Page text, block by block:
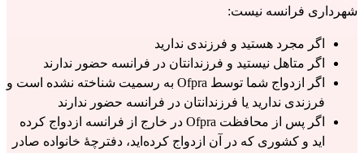
شهرداری فرانسه نیست:
اگر مجرد هستید و فرزندی ندارید
اگر متاهل نیستید و فرزندانتان در فرانسه حضور ندارند
اگر ازدواج شما توسط Ofpra به رسمیت شناخته نشده است و
فرزندی ندارید یا فرزندانتان در فرانسه حضور ندارند
اگر پس از محافظت Ofpra در خارج از فرانسه ازدواج کرده
اید و کشوری که در آن ازدواج کرده‌اید، دفترچهٔ خانواده صادر